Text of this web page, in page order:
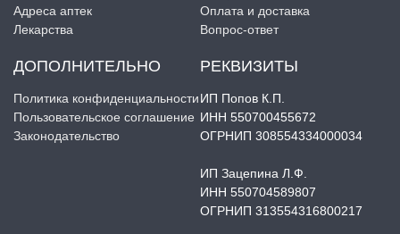
Адреса аптек
Лекарства
Оплата и доставка
Вопрос-ответ
ДОПОЛНИТЕЛЬНО
Политика конфиденциальности
Пользовательское соглашение
Законодательство
РЕКВИЗИТЫ
ИП Попов К.П.
ИНН 550700455672
ОГРНИП 308554334000034
ИП Зацепина Л.Ф.
ИНН 550704589807
ОГРНИП 313554316800217